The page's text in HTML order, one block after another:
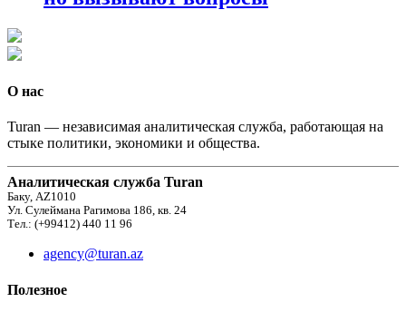
О нас
Turan — независимая аналитическая служба, работающая на
стыке политики, экономики и общества.
Аналитическая служба Turan
Баку, AZ1010
Ул. Сулеймана Рагимова 186, кв. 24
Тел.: (+99412) 440 11 96
agency@turan.az
Полезное